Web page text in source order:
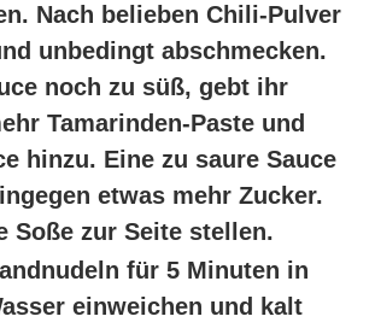
Nach belieben Chili-Pulver
unbedingt abschmecken.
noch zu süß, gebt ihr
Tamarinden-Paste und
hinzu. Eine zu saure Sauce
etwas mehr Zucker.
Soße zur Seite stellen.
für 5 Minuten in
einweichen und kalt